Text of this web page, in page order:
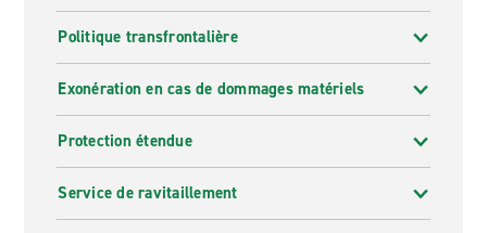
Politique transfrontalière
Exonération en cas de dommages matériels
Protection étendue
Service de ravitaillement